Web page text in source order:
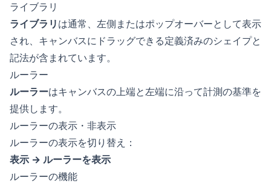
ライブラリ
ライブラリ は通常、左側またはポップオーバーとして表示
され、キャンバスにドラッグできる定義済みのシェイプと
記法が含まれています。
ルーラー
ルーラーはキャンバスの上端と左端に沿って計測の基準を
提供します。
ルーラーの表示・非表示
ルーラーの表示を切り替え：
表示 → ルーラーを表示
ルーラーの機能